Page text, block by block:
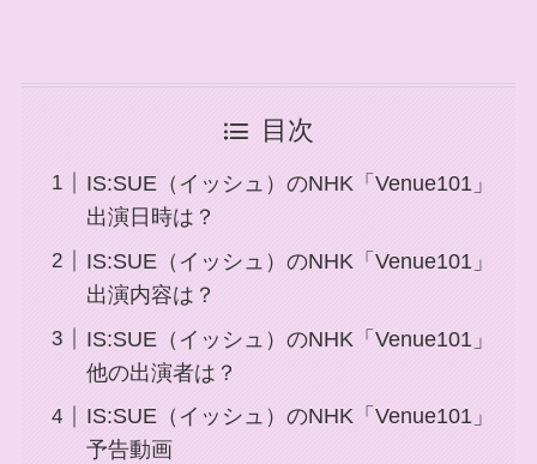
目次
IS:SUE（イッシュ）のNHK「Venue101」
出演日時は？
IS:SUE（イッシュ）のNHK「Venue101」
出演内容は？
IS:SUE（イッシュ）のNHK「Venue101」
他の出演者は？
IS:SUE（イッシュ）のNHK「Venue101」
予告動画